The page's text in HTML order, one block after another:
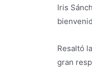
Iris
Resaltó
gran